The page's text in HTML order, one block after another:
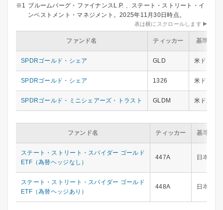
ブルームバーグ・ファイナンスL.P. 、ステート・ストリート・イ
ンベストメント・マネジメント。2025年11月30日時点。
表は横にスクロールします
ファンド名 ティッカー 基準通貨
SPDRゴールド・シェア GLD 米ドル
SPDRゴールド・シェア 1326 米ドル
SPDRゴールド・ミニシェアーズ・トラスト GLDM 米ドル
ファンド名 ティッカー 基準通貨
ステート・ストリート・スパイダー ゴールド
ETF（為替ヘッジなし）
447A 日本円
ステート・ストリート・スパイダー ゴールド
ETF（為替ヘッジあり）
448A 日本円